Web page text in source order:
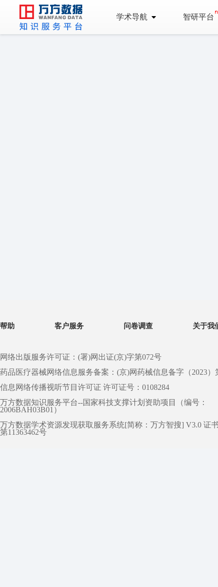
学术导航 智研平台
帮助 客户服务 问卷调查 关于我
网络出版服务许可证：(署)网出证(京)字第072号
药品医疗器械网络信息服务备案：(京)网药械信息备字（2023）
信息网络传播视听节目许可证 许可证号：0108284
万方数据知识服务平台--国家科技支撑计划资助项目（编号：
2006BAH03B01）
万方数据学术资源发现获取服务系统[简称：万方智搜] V3.0 证
第11363462号